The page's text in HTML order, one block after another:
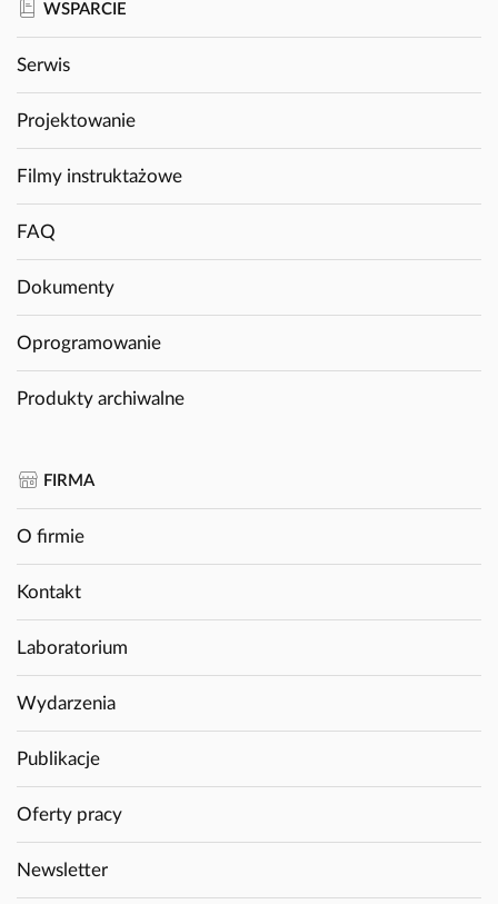
WSPARCIE
Serwis
Projektowanie
Filmy instruktażowe
FAQ
Dokumenty
Oprogramowanie
Produkty archiwalne
FIRMA
O firmie
Kontakt
Laboratorium
Wydarzenia
Publikacje
Oferty pracy
Newsletter